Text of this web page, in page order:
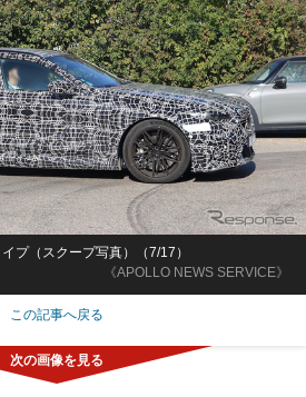
《APOLLO NEWS SERVICE》
プ（スクープ写真）（7/17）
この記事へ戻る